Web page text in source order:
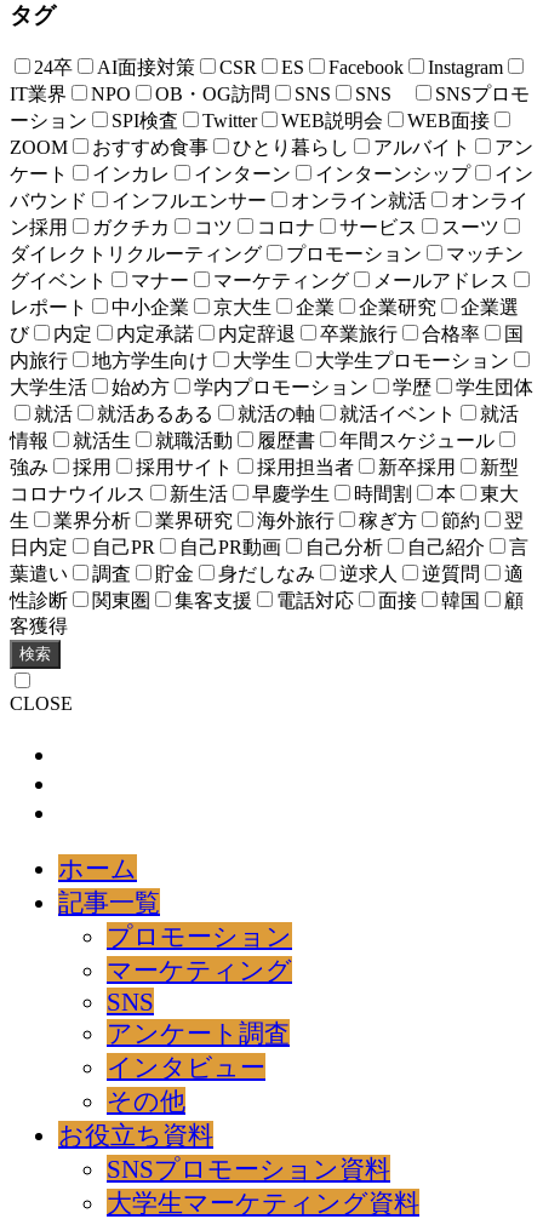
タグ
24卒 AI面接対策 CSR ES Facebook
Instagram
IT業界
NPO OB・OG訪問 SNS SNS
SNSプロモ
ーション
SPI検査 Twitter WEB説明会
WEB面接
ZOOM
おすすめ食事 ひとり暮らし アルバイト
アン
ケート
インカレ インターン インターンシップ
イン
バウンド
インフルエンサー オンライン就活
オンライ
ン採用
ガクチカ コツ コロナ サービス
スーツ
ダイレクトリクルーティング
プロモーション
マッチン
グイベント
マナー マーケティング
メールアドレス
レポート
中小企業 京大生 企業 企業研究
企業選
び
内定 内定承諾 内定辞退 卒業旅行 合格率
国
内旅行
地方学生向け 大学生
大学生プロモーション
大学生活
始め方 学内プロモーション 学歴
学生団体
就活
就活あるある 就活の軸 就活イベント
就活
情報
就活生 就職活動 履歴書
年間スケジュール
強み
採用 採用サイト 採用担当者 新卒採用
新型
コロナウイルス
新生活 早慶学生 時間割 本
東大
生
業界分析 業界研究 海外旅行 稼ぎ方 節約
翌
日内定
自己PR 自己PR動画 自己分析 自己紹介
言
葉遣い
調査 貯金 身だしなみ 逆求人 逆質問
適
性診断
関東圏 集客支援 電話対応 面接 韓国
顧
客獲得
検索
CLOSE
ホーム
記事一覧
プロモーション
マーケティング
SNS
アンケート調査
インタビュー
その他
お役立ち資料
SNSプロモーション資料
大学生マーケティング資料